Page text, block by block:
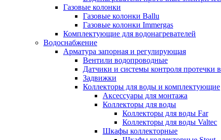
Газовые колонки
Газовые колонки Ballu
Газовые колонки Immergas
Комплектующие для водонагревателей
Водоснабжение
Арматура запорная и регулирующая
Вентили водопроводные
Датчики и системы контроля протечки
Задвижки
Коллекторы для воды и комплектующие
Аксессуары для монтажа
Коллекторы для воды
Коллекторы для воды Far
Коллекторы для воды Valtec
Шкафы коллекторные